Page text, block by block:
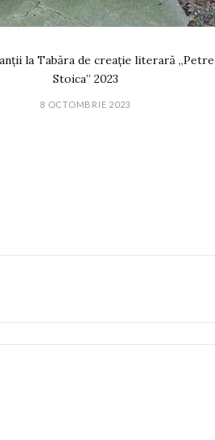
la Tabăra de creație literară „Petre
Stoica” 2023
8 OCTOMBRIE 2023